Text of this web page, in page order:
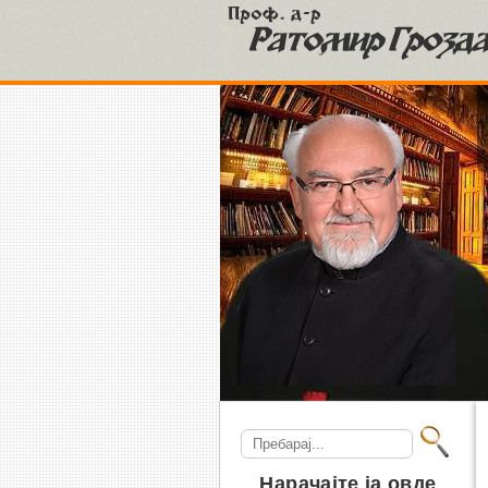
Search
for:
Нарачајте ја овде